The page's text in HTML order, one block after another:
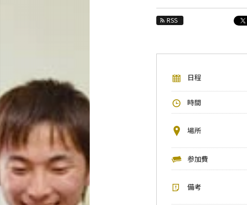
RSS
日程
時間
場所
参加費
備考
リベラルアーツ研究教育院 News